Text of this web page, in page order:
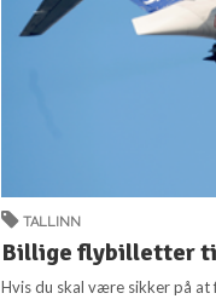
TALLINN
Billige flybilletter
Hvis du skal være sikker på at